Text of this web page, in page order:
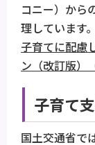
コニー）から
理しています。
子育てに配慮
ン（改訂版）
子育て
国土交通省で